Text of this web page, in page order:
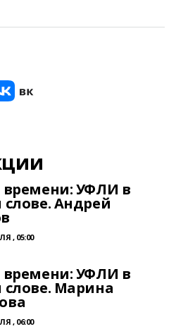
времени: УФЛИ в
Андрей
, 05:00
времени: УФЛИ в
слове. Марина
, 06:00